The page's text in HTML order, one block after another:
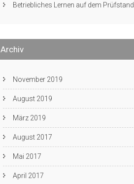
Betriebliches Lernen auf dem Prüfstand
Archiv
November 2019
August 2019
März 2019
August 2017
Mai 2017
April 2017